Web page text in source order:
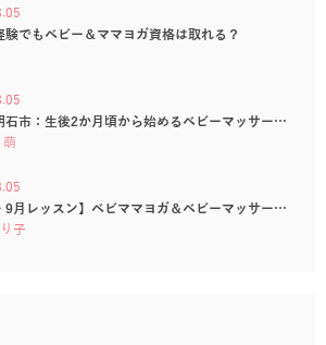
験でもベビー＆ママヨガ資格は取れる？
石市：生後2か月頃から始めるベビーマッサー…
萌
9月レッスン】ベビママヨガ＆ベビーマッサー…
子